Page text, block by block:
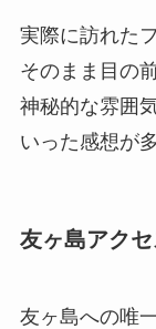
実際に訪れた
そのまま目の
神秘的な雰囲
いった感想が
友ヶ島アク
友ヶ島への唯